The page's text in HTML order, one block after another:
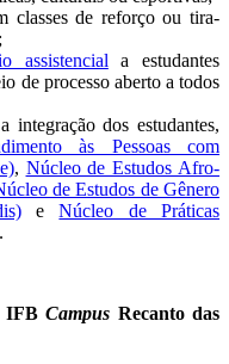
classes de reforço ou tira-
assistencial a estudantes
de processo aberto a todos
integração dos estudantes,
às Pessoas com
, Núcleo de Estudos Afro-
de Estudos de Gênero
eNúcleo de Práticas
.
IFBCampus Recanto das